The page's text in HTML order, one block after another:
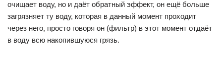
очищает воду, но и даёт обратный эффект, он ещё больше
загрязняет ту воду, которая в данный момент проходит
через него, просто говоря он (фильтр) в этот момент отдаёт
в воду всю накопившуюся грязь.